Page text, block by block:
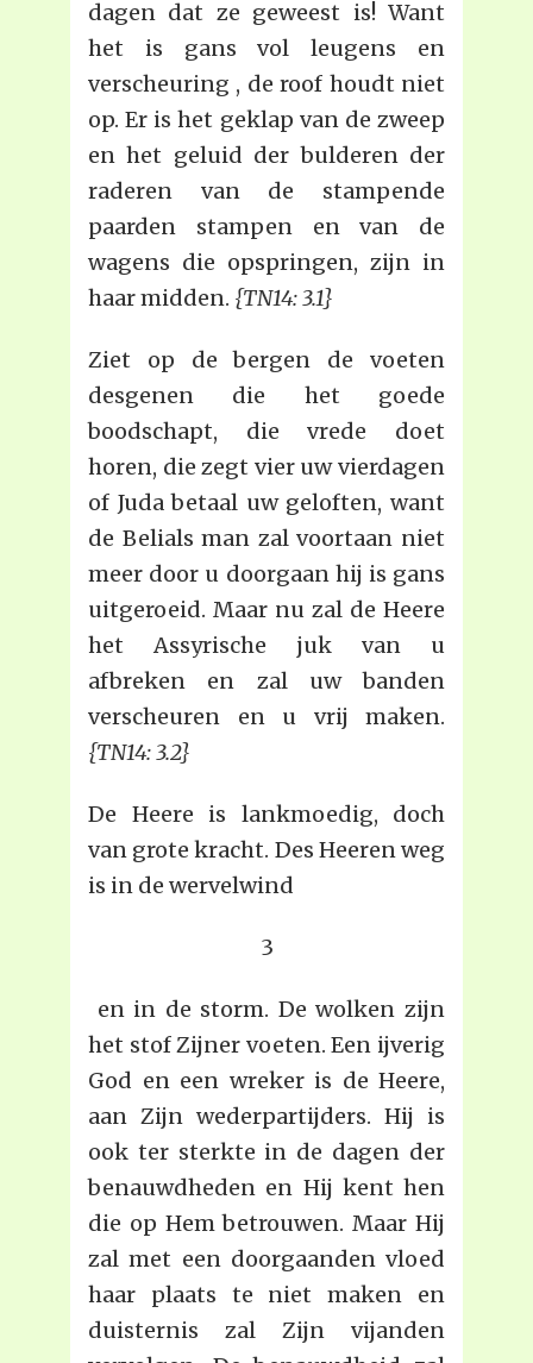
dagen dat ze geweest is! Want
het is gans vol leugens en
verscheuring , de roof houdt niet
op. Er is het geklap van de zweep
en het geluid der bulderen der
raderen van de stampende
paarden stampen en van de
wagens die opspringen, zijn in
haar midden. {TN14: 3.1}
Ziet op de bergen de voeten
desgenen die het goede
boodschapt, die vrede doet
horen, die zegt vier uw vierdagen
of Juda betaal uw geloften, want
de Belials man zal voortaan niet
meer door u doorgaan hij is gans
uitgeroeid. Maar nu zal de Heere
het Assyrische juk van u
afbreken en zal uw banden
verscheuren en u vrij maken.
{TN14: 3.2}
De Heere is lankmoedig, doch
van grote kracht. Des Heeren weg
is in de wervelwind
3
en in de storm. De wolken zijn
het stof Zijner voeten. Een ijverig
God en een wreker is de Heere,
aan Zijn wederpartijders. Hij is
ook ter sterkte in de dagen der
benauwdheden en Hij kent hen
die op Hem betrouwen. Maar Hij
zal met een doorgaanden vloed
haar plaats te niet maken en
duisternis zal Zijn vijanden